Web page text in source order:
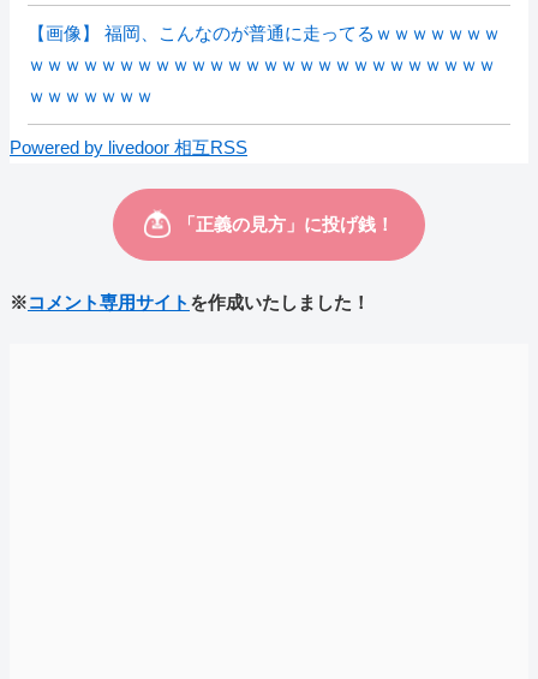
【画像】 福岡、こんなのが普通に走ってるｗｗｗｗｗｗｗ
ｗｗｗｗｗｗｗｗｗｗｗｗｗｗｗｗｗｗｗｗｗｗｗｗｗｗ
ｗｗｗｗｗｗｗ
Powered by livedoor 相互RSS
※コメント専用サイト を作成いたしました！